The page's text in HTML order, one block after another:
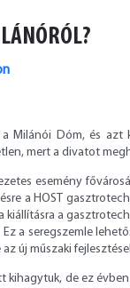
Milánói Dóm, és
mert a divatot
esemény
a HOST
a
a seregszemle
új műszaki
kihagytuk, de ez